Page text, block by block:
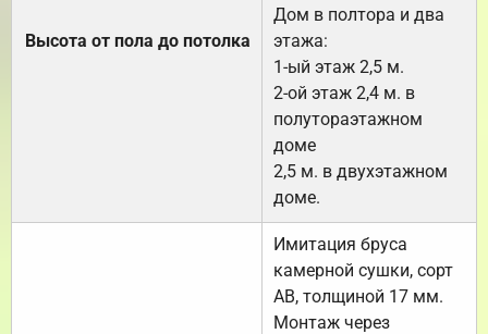
Высота от пола до потолка
Дом в полтора и два
этажа:
1-ый этаж 2,5 м.
2-ой этаж 2,4 м. в
полутораэтажном
доме
2,5 м. в двухэтажном
доме.
Имитация бруса
камерной сушки, сорт
АВ, толщиной 17 мм.
Монтаж через